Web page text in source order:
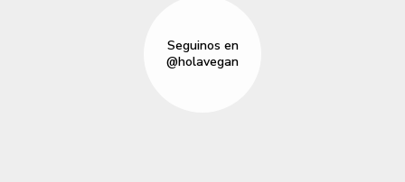
Seguinos en
@holavegan